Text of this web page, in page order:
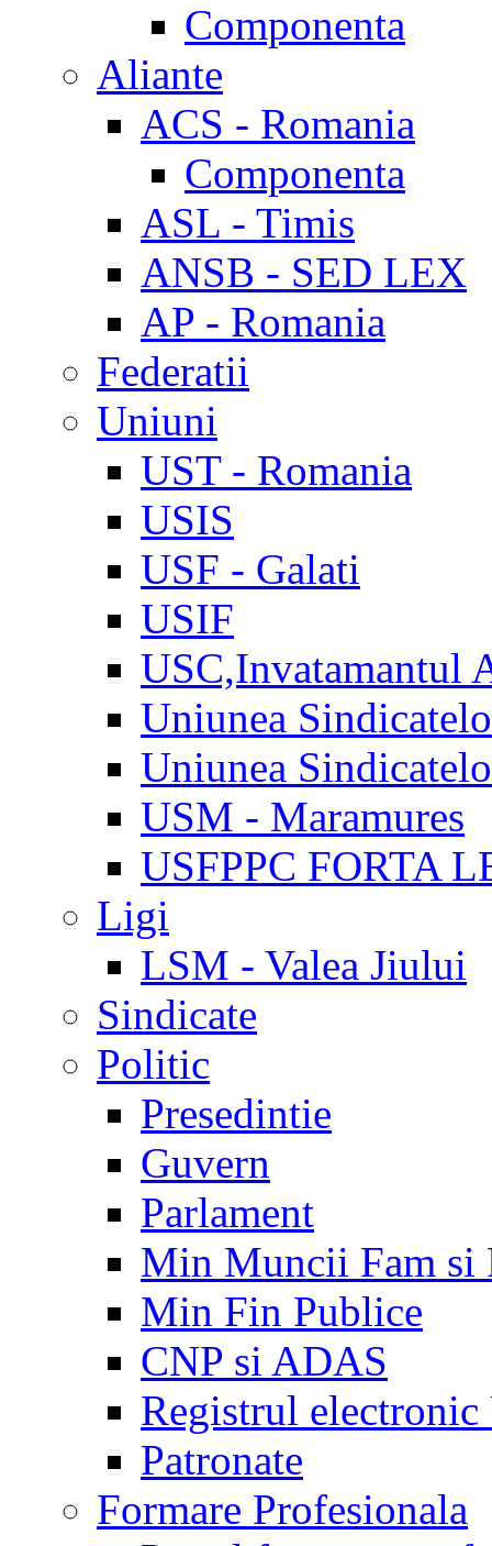
Componenta
Aliante
ACS - Romania
Componenta
ASL - Timis
ANSB - SED LEX
AP - Romania
Federatii
Uniuni
UST - Romania
USIS
USF - Galati
USIF
USC,Invatamantul
Uniunea
Uniunea
USM - Maramures
USFPPC FORTA
Ligi
LSM - Valea Jiului
Sindicate
Politic
Presedintie
Guvern
Parlament
Min Muncii Fam si
Min Fin Publice
CNP si ADAS
Registrul electronic
Patronate
Formare Profesionala